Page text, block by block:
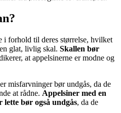
i forhold til deres størrelse, hvilket
glat, livlig skal. Skallen bør
at appelsinerne er modne og
misfarvninger bør undgås, da de
at rådne. Appelsiner med en
lette bør også undgås, da de